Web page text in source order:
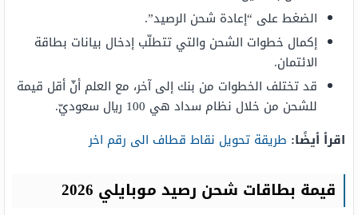
الضغط على “إعادة شحن الرصيد”.
إكمال خطوات الشحن والتي تتطلّب إدخال بيانات بطاقة
الائتمان.
قد تختلف الخطوات من بنك إلى آخر، مع العلم أنّ أقل قيمة
للشحن من خلال نظام سداد هي 100 ريال سعوديّ.
اقرأ أيضًا: طريقة تحويل نقاط قطاف الى رقم اخر
قيمة بطاقات شحن رصيد موبايلي 2026